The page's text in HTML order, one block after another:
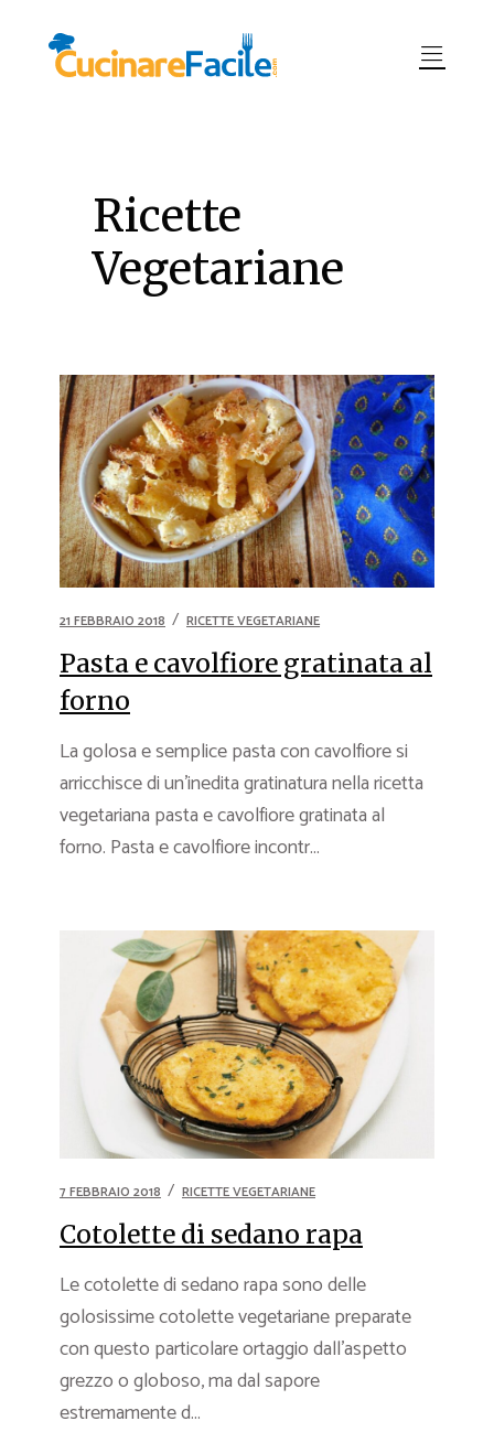
Ricette
Vegetariane
21 FEBBRAIO 2018 RICETTE VEGETARIANE
Pasta e cavolfiore gratinata al
forno
La golosa e semplice pasta con cavolfiore si
arricchisce di un’inedita gratinatura nella ricetta
vegetariana pasta e cavolfiore gratinata al
forno. Pasta e cavolfiore incontr...
7 FEBBRAIO 2018 RICETTE VEGETARIANE
Cotolette di sedano rapa
Le cotolette di sedano rapa sono delle
golosissime cotolette vegetariane preparate
con questo particolare ortaggio dall’aspetto
grezzo o globoso, ma dal sapore
estremamente d...